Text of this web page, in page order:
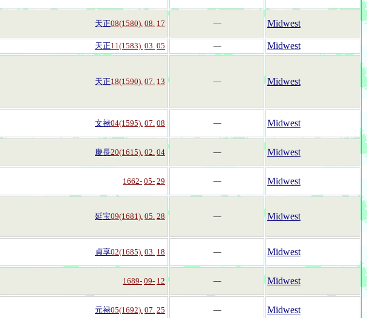
天正08(1580). 08. 17 ― Midwest
天正11(1583). 03. 05 ―
Midwest
天正18(1590). 07. 13 ― Midwest
文禄04(1595). 07. 08 ― Midwest
慶長20(1615). 02. 04 ― Midwest
1662- 05- 29 ― Midwest
延宝09(1681). 05. 28 ― Midwest
貞享02(1685). 03. 18 ― Midwest
1689- 09- 12 ― Midwest
元禄05(1692). 07. 25 ― Midwest